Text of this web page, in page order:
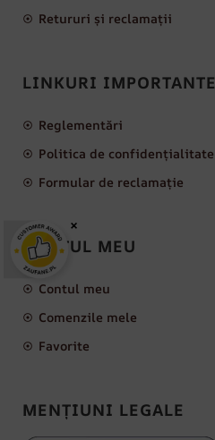
Retururi și reclamații
LINKURI IMPORTANTE
Reglementări
Politica de confidențialitate
Formular de reclamație
CONTUL MEU
Contul meu
Comenzile mele
Favorite
MENȚIUNI LEGALE
×